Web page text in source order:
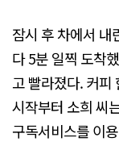
잠시 후 차에서 내
다 5분 일찍 도착
고 빨라졌다. 커피
시작부터 소희 씨
구독서비스를 이